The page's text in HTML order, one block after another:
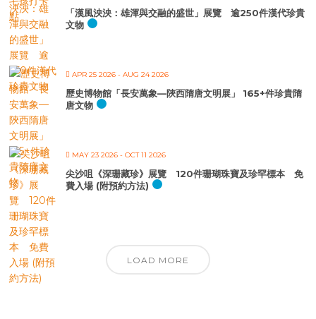
「漢風泱泱：雄渾與交融的盛世」展覽 逾250件漢代珍貴
文物
APR 25 2026 - AUG 24 2026
歷史博物館「長安萬象—陝西隋唐文明展」 165+件珍貴隋
唐文物
MAY 23 2026 - OCT 11 2026
尖沙咀《深珊藏珍》展覽 120件珊瑚珠寶及珍罕標本 免
費入場 (附預約方法)
LOAD MORE